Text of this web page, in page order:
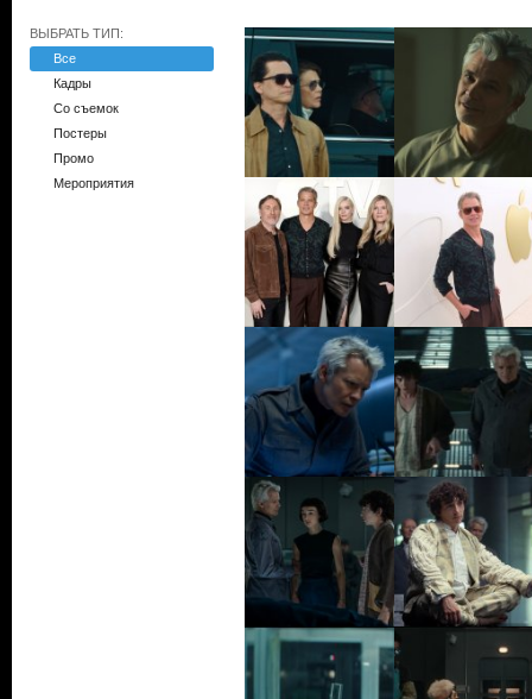
ВЫБРАТЬ ТИП:
Все
Кадры
Со съемок
Постеры
Промо
Мероприятия